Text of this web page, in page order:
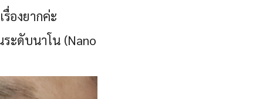
องยากค่ะ
ะดับนาโน (Nano